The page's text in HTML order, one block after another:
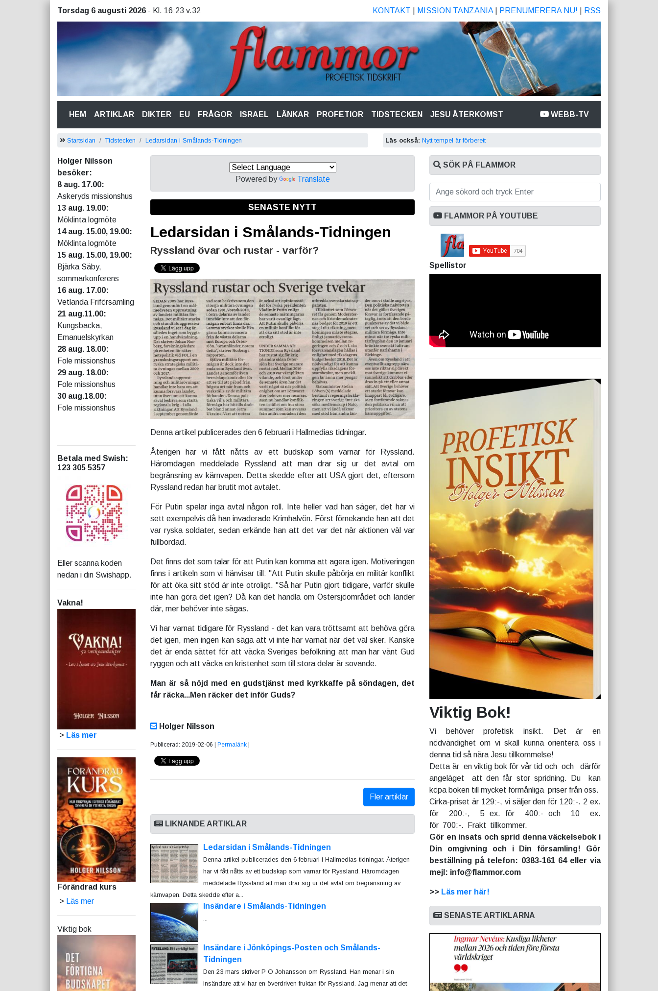
Torsdag 6 augusti 2026 - Kl. 16:23 v.32 KONTAKT MISSION TANZANIA| PRENUMERERA NU! RSS
HEM(CURRENT)
ARTIKLAR DIKTER EU FRÅGOR ISRAEL LÄNKAR PROFETIOR TIDSTECKEN JESU ÅTERKOMST WEBB-TV
Startsidan Tidstecken Ledarsidan i Smålands-Tidningen Läs också: Nytt tempel är förberett
Holger Nilsson
besöker:
8 aug. 17.00:
Askeryds missionshus
13 aug. 19.00:
Möklinta logmöte
14 aug. 15.00, 19.00:
Möklinta logmöte
15 aug. 15.00, 19.00:
Bjärka Säby,
sommarkonferens
16 aug. 17.00:
Vetlanda Friförsamling
21 aug.11.00:
Kungsbacka,
Emanuelskyrkan
28 aug. 18.00:
Fole missionshus
29 aug. 18.00:
Fole missionshus
30 aug.18.00:
Fole missionshus
Betala med Swish:
123 305 5357
Eller scanna koden
nedan i din Swishapp.
Vakna!
> Läs mer
Förändrad kurs
> Läs mer
Viktig bok
Powered by Translate
SENASTE NYTT
Ledarsidan i Smålands-Tidningen
Ryssland övar och rustar - varför?
Denna artikel publicerades den 6 februari i Hallmedias tidningar.
Återigen har vi fått nåtts av ett budskap som varnar för Ryssland.
Häromdagen meddelade Ryssland att man drar sig ur det avtal om
begränsning av kärnvapen. Detta skedde efter att USA gjort det, eftersom
Ryssland redan har brutit mot avtalet.
För Putin spelar inga avtal någon roll. Inte heller vad han säger, det har vi
sett exempelvis då han invaderade Krimhalvön. Först förnekande han att det
var ryska soldater, sedan erkände han att det var det när aktionen väl var
fullbordad.
Det finns det som talar för att Putin kan komma att agera igen. Motiveringen
finns i artikeln som vi hänvisar till: "Att Putin skulle påbörja en militär konflikt
för att öka sitt stöd är inte otroligt. "Så har Putin gjort tidigare, varför skulle
inte han göra det igen? Då kan det handla om Östersjöområdet och länder
där, mer behöver inte sägas.
Vi har varnat tidigare för Ryssland - det kan vara tröttsamt att behöva göra
det igen, men ingen kan säga att vi inte har varnat när det väl sker. Kanske
det är enda sättet för att väcka Sveriges befolkning att man har vänt Gud
ryggen och att väcka en kristenhet som till stora delar är sovande.
Man är så nöjd med en gudstjänst med kyrkkaffe på söndagen, det
får räcka...Men räcker det inför Guds?
Holger Nilsson
Publicerad: 2019-02-06 | Permalänk
Fler artiklar
LIKNANDE ARTIKLAR
Ledarsidan i Smålands-Tidningen
Denna artikel publicerades den 6 februari i Hallmedias tidningar. Återigen
har vi fått nåtts av ett budskap som varnar för Ryssland. Häromdagen
meddelade Ryssland att man drar sig ur det avtal om begränsning av
kärnvapen. Detta skedde efter a...
Insändare i Smålands-Tidningen
...
Insändare i Jönköpings-Posten och Smålands-
Tidningen
Den 23 mars skriver P O Johansson om Ryssland. Han menar i sin
insändare att vi har en överdriven fruktan för Ryssland. Jag menar att det
SÖK PÅ FLAMMOR
FLAMMOR PÅ YOUTUBE
Spellistor
Viktig Bok!
Vi behöver profetisk insikt. Det är en
nödvändighet om vi skall kunna orientera oss i
denna tid så nära Jesu tillkommelse!
Detta är en viktig bok för vår tid och och därför
angeläget att den får stor spridning. Du kan
köpa boken till mycket förmånliga priser från oss.
Cirka-priset är 129:-, vi säljer den för 120:-. 2 ex.
för 200:-, 5 ex. för 400:- och 10 ex.
för 700:-. Frakt tillkommer.
Gör en insats och sprid denna väckelsebok i
Din omgivning och i Din församling! Gör
beställning på telefon: 0383-161 64 eller via
mejl: info@flammor.com
>> Läs mer här!
SENASTE ARTIKLARNA